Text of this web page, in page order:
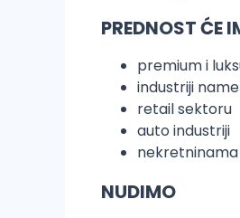
PREDNOST ĆE
premium i
industriji
retail sektoru
auto industriji
NUDIMO